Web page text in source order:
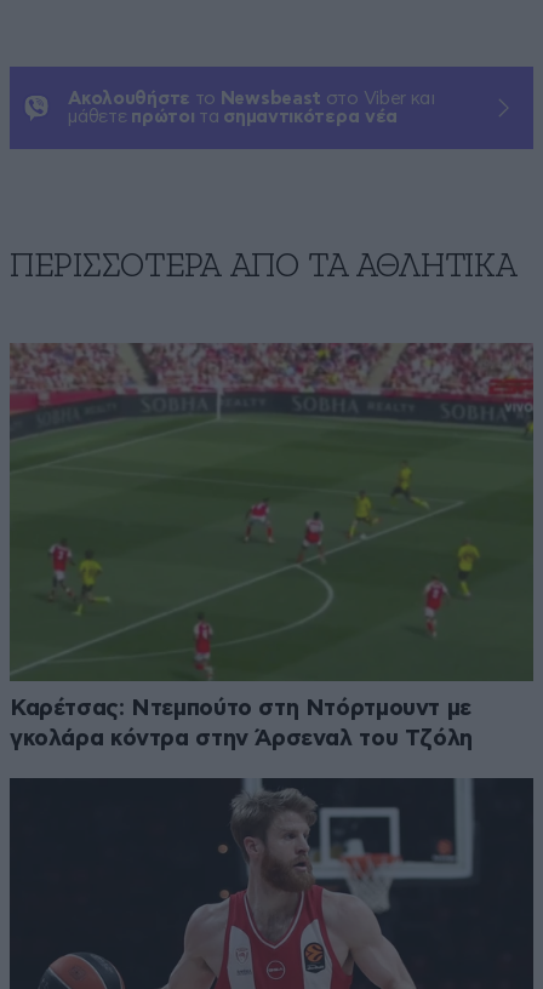
Ακολουθήστε το Newsbeast στο Viber και
μάθετε πρώτοι τα σημαντικότερα νέα
ΠΕΡΙΣΣΟΤΕΡΑ ΑΠΟ ΤA ΑΘΛΗΤΙΚΑ
Καρέτσας: Ντεμπούτο στη Ντόρτμουντ με
γκολάρα κόντρα στην Άρσεναλ του Τζόλη